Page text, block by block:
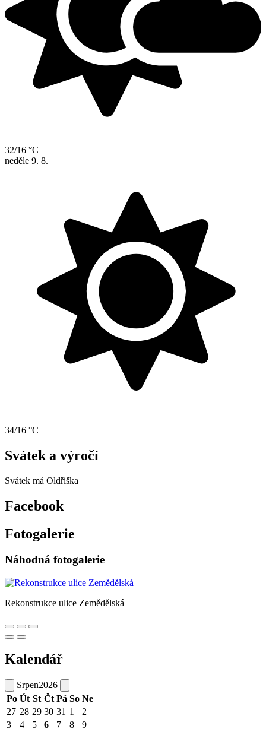
32/16 °C
neděle 9. 8.
34/16 °C
Svátek a výročí
Svátek má Oldřiška
Facebook
Fotogalerie
Náhodná fotogalerie
Rekonstrukce ulice Zemědělská
Kalendář
Srpen2026
Po Út St Čt Pá So Ne
27 28 29 30 31 1
2
3
4 5 6 7 8
9